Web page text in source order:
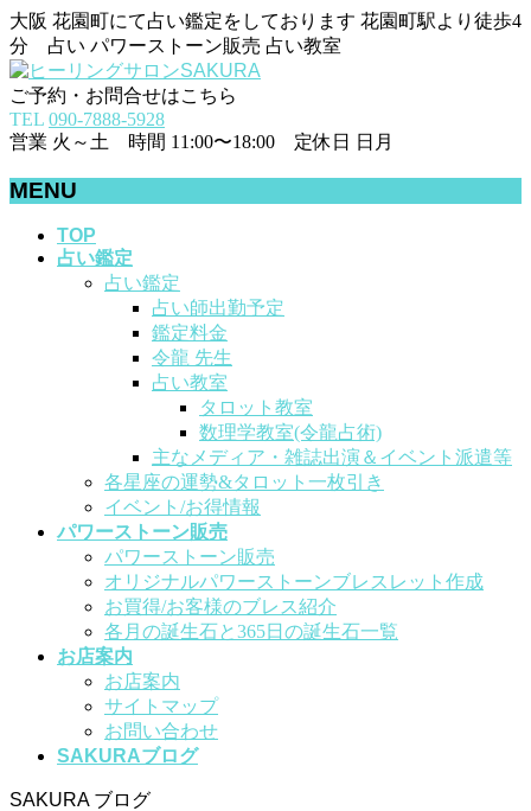
大阪 花園町にて占い鑑定をしております 花園町駅より徒歩4
分 占い パワーストーン販売 占い教室
ご予約・お問合せはこちら
TEL 090-7888-5928
営業 火～土 時間 11:00〜18:00 定休日 日月
MENU
TOP
占い鑑定
占い鑑定
占い師出勤予定
鑑定料金
令龍 先生
占い教室
タロット教室
数理学教室(令龍占術)
主なメディア・雑誌出演＆イベント派遣等
各星座の運勢&タロット一枚引き
イベント/お得情報
パワーストーン販売
パワーストーン販売
オリジナルパワーストーンブレスレット作成
お買得/お客様のブレス紹介
各月の誕生石と365日の誕生石一覧
お店案内
お店案内
サイトマップ
お問い合わせ
SAKURAブログ
SAKURA ブログ